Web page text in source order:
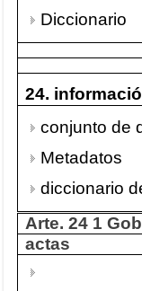
Diccionario
24.
conjunto de
Metadatos
diccionario
Arte. 24 1
actas